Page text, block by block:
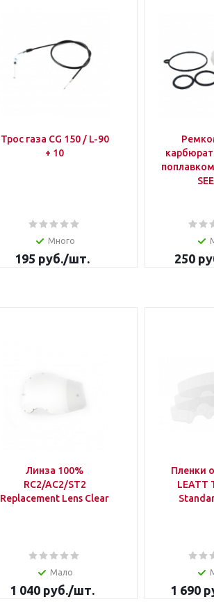
Трос газа СG 150 / L-90
+ 10
Много
195 руб./шт. 250
Линза 100%
RC2/AC2/ST2
Replacement Lens Clear
Мало
1 040 руб./шт.
Пленки
LEATT
1 690